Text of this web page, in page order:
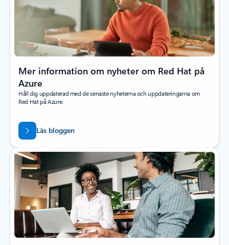
Mer information om nyheter om Red Hat på
Azure
Håll dig uppdaterad med de senaste nyheterna och uppdateringarna om
Red Hat på Azure.
Läs bloggen